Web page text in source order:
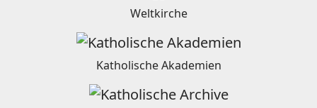
Weltkirche
Katholische Akademien